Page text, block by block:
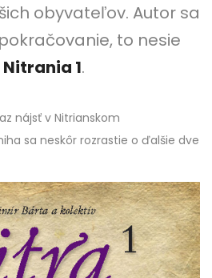
obyvateľov. Autor sa
to nesie
1.
nájsť v Nitrianskom
sa neskôr rozrastie o ďalšie dve